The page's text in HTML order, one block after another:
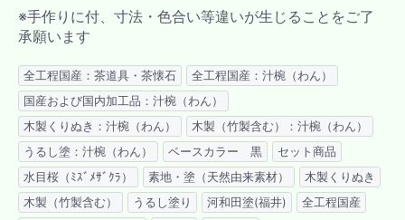
※手作りに付、寸法・色合い等違いが生じることをご了
承願います
全工程国産：茶道具・茶懐石
全工程国産：汁椀（わん）
国産および国内加工品：汁椀（わん）
木製くりぬき：汁椀（わん）
木製（竹製含む）：汁椀（わん）
うるし塗：汁椀（わん）
ベースカラー 黒
セット商品
水目桜（ﾐｽﾞﾒｻﾞｸﾗ）
素地・塗（天然由来素材）
木製くりぬき
木製（竹製含む）
うるし塗り 河和田塗(福井)
全工程国産